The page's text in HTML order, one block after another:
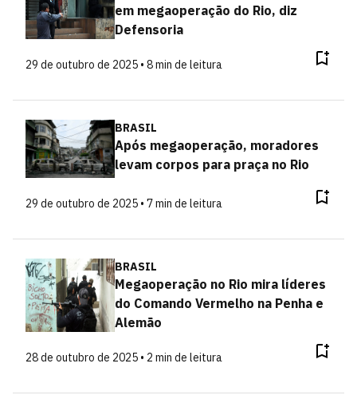
em megaoperação do Rio, diz
Defensoria
29 de outubro de 2025 • 8 min de leitura
BRASIL
Após megaoperação, moradores
levam corpos para praça no Rio
29 de outubro de 2025 • 7 min de leitura
BRASIL
Megaoperação no Rio mira líderes
do Comando Vermelho na Penha e
Alemão
28 de outubro de 2025 • 2 min de leitura